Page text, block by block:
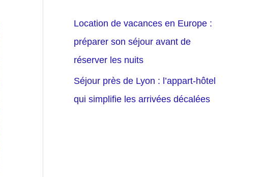
Location de vacances en Europe :
préparer son séjour avant de
réserver les nuits
Séjour près de Lyon : l’appart-hôtel
qui simplifie les arrivées décalées